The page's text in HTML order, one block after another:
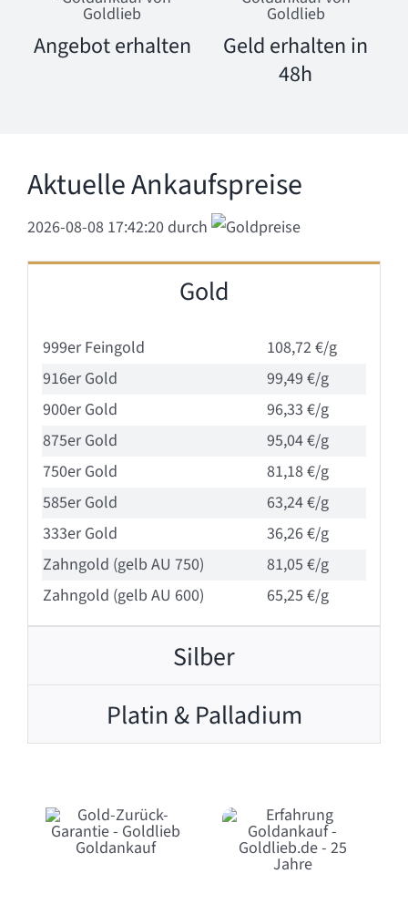
Angebot erhalten
Geld erhalten in
48h
Aktuelle Ankaufspreise
2026-08-08 17:42:20 durch
Gold
999er Feingold
108,72 €/g
916er Gold
99,49 €/g
900er Gold
96,33 €/g
875er Gold
95,04 €/g
750er Gold
81,18 €/g
585er Gold
63,24 €/g
333er Gold
36,26 €/g
Zahngold (gelb AU 750)
81,05 €/g
Zahngold (gelb AU 600)
65,25 €/g
Silber
Platin & Palladium